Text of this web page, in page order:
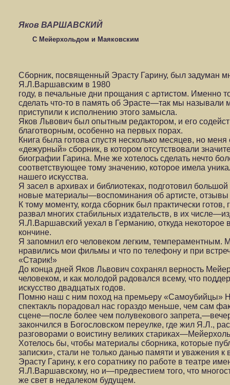
Яков ВАРШАВСКИЙ
С Мейерхольдом и Маяковским
Сборник, посвященный Эрасту Гарину, был задуман
Я.Л.Варшавским в 1980
году, в печальные дни прощания с артистом. Именно
сделать что-то в память об Эрасте—так мы называли
приступили к исполнению этого замысла.
Яков Львович был опытным редактором, и его
благотворным, особенно на первых порах.
Книга была готова спустя несколько месяцев, но
«дежурный» сборник, в котором отсутствовали
биографии Гарина. Мне же хотелось сделать нечто
соответствующее тому значению, которое имела
нашего искусства.
Я засел в архивах и библиотеках, подготовил
новые материалы—воспоминания об артисте, отзывы
К тому моменту, когда сборник был практически
развал многих стабильных издательств, в их
Я.Л.Варшавский уехал в Германию, откуда некоторое
кончине.
Я запомнил его человеком легким, темпераментным.
нравились мои фильмы и что по телефону и при
«Старик!»
До конца дней Яков Львович сохранял верность
человеком, и как молодой радовался всему, что
искусство двадцатых годов.
Помню наш с ним поход на премьеру «Самоубийцы»
спектакль порадовал нас гораздо меньше, чем сам
сцене—после более чем полувекового
закончился в Богословском переулке, где жил Я.Л.,
разговорами о воистину великих
Хотелось бы, чтобы материалы сборника, которые
записки», стали не только данью памяти и уважения к
Эрасту Гарину, к его соратнику по работе в театре
Я.Л.Варшавскому, но и—предвестием того, что
же свет в недалеком будущем.